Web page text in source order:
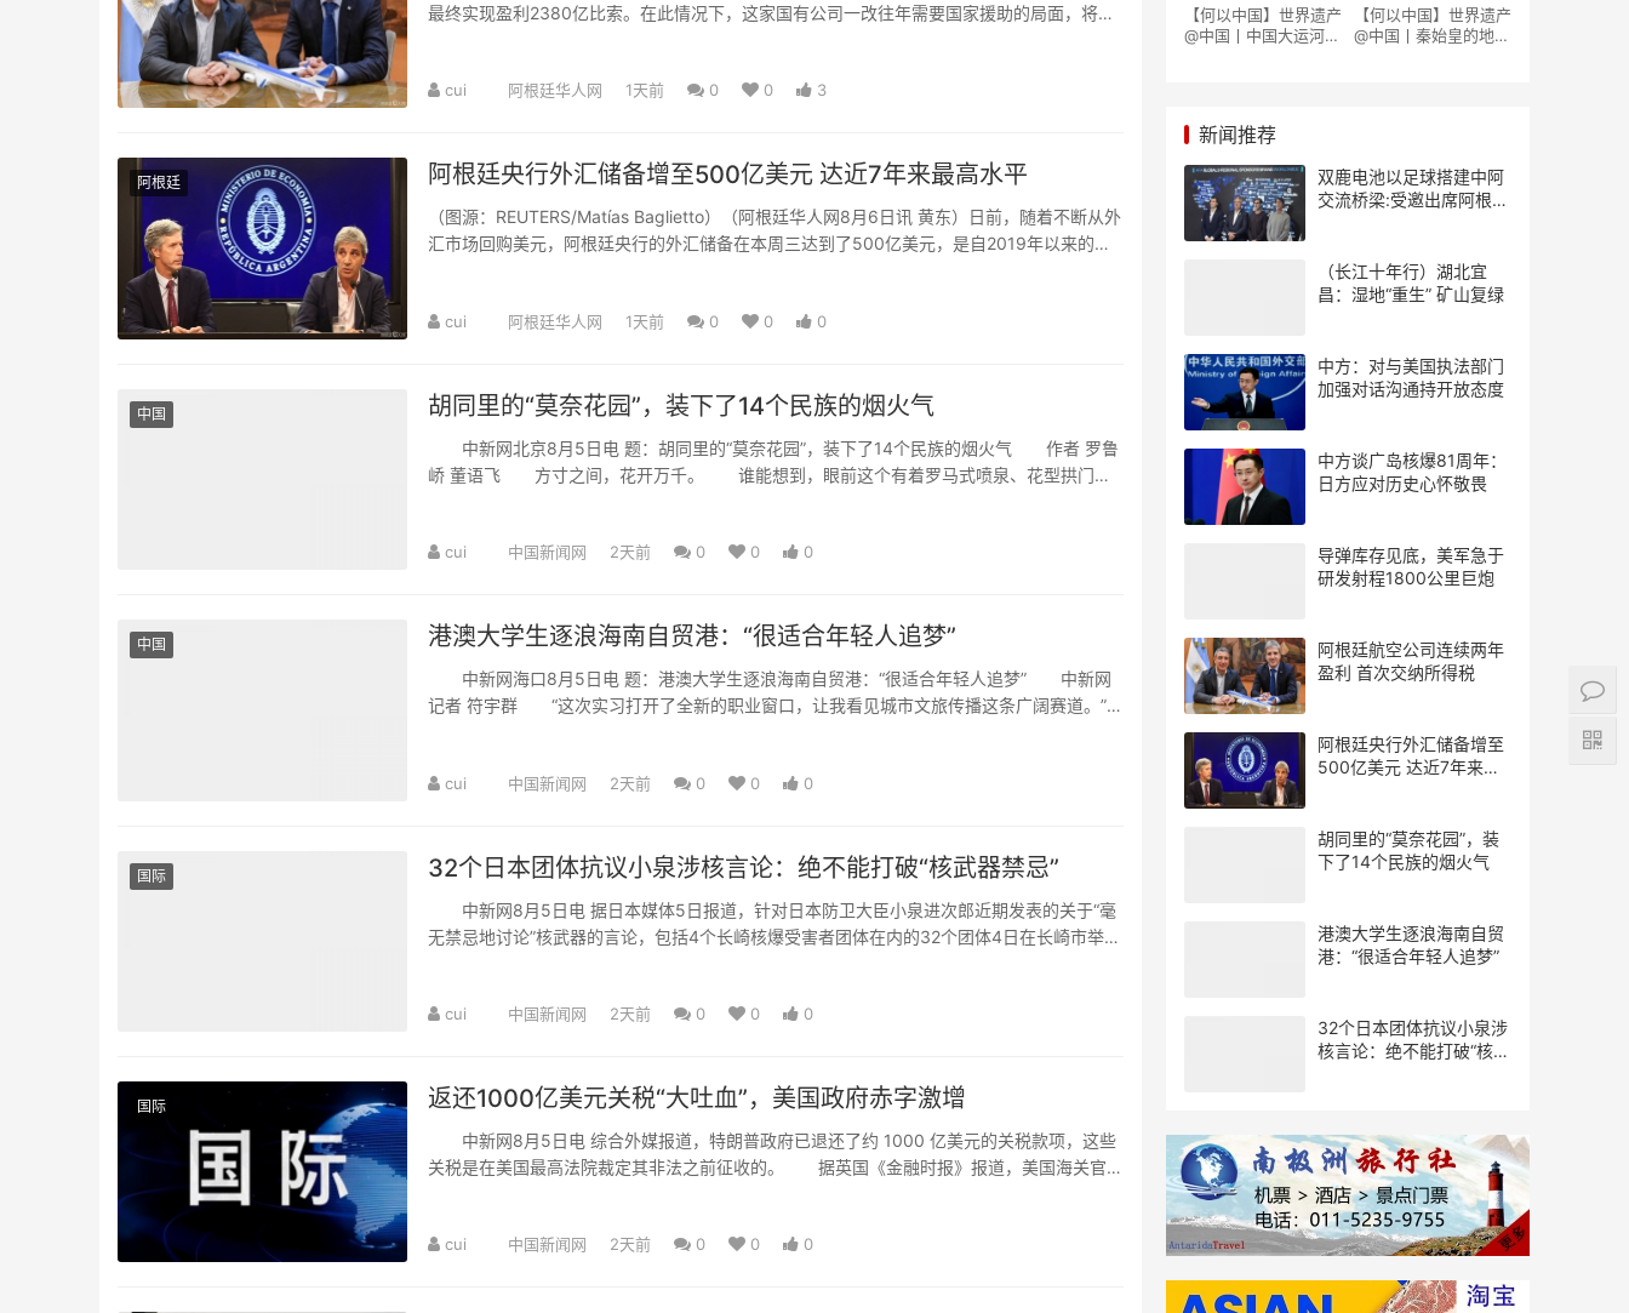
最终实现盈利2380亿比索。在此情况下，这家国有公司一改往年需要国家援助的局面，将向
cui 阿根廷华人网 1天前 0 0 3
阿根廷 阿根廷央行外汇储备增至500亿美元 达近7年来最高水平
（图源：REUTERS/Matías Baglietto）（阿根廷华人网8月6日讯 黄东）日前，随着不断从外
汇市场回购美元，阿根廷央行的外汇储备在本周三达到了500亿美元，是自2019年以来的最
cui 阿根廷华人网 1天前 0 0 0
中国 胡同里的“莫奈花园”，装下了14个民族的烟火气
中新网北京8月5日电 题：胡同里的“莫奈花园”，装下了14个民族的烟火气 作者 罗鲁
峤 董语飞 方寸之间，花开万千。 谁能想到，眼前这个有着罗马式喷泉、花型拱门的
cui 中国新闻网 2天前 0 0 0
中国 港澳大学生逐浪海南自贸港：“很适合年轻人追梦”
中新网海口8月5日电 题：港澳大学生逐浪海南自贸港：“很适合年轻人追梦” 中新网
记者 符宇群 “这次实习打开了全新的职业窗口，让我看见城市文旅传播这条广阔赛道。”此
cui 中国新闻网 2天前 0 0 0
国际 32个日本团体抗议小泉涉核言论：绝不能打破“核武器禁忌”
中新网8月5日电 据日本媒体5日报道，针对日本防卫大臣小泉进次郎近期发表的关于“毫
无禁忌地讨论”核武器的言论，包括4个长崎核爆受害者团体在内的32个团体4日在长崎市举行
cui 中国新闻网 2天前 0 0 0
国际 返还1000亿美元关税“大吐血”，美国政府赤字激增
中新网8月5日电 综合外媒报道，特朗普政府已退还了约 1000 亿美元的关税款项，这些
关税是在美国最高法院裁定其非法之前征收的。 据英国《金融时报》报道，美国海关官员
cui 中国新闻网 2天前 0 0 0
【何以中国】世界遗产
@中国丨中国大运河因
【何以中国】世界遗产
@中国丨秦始皇的地下
新闻推荐
双鹿电池以足球搭建中阿
交流桥梁:受邀出席阿根廷
（长江十年行）湖北宜
昌：湿地“重生” 矿山复绿
中方：对与美国执法部门
加强对话沟通持开放态度
中方谈广岛核爆81周年：
日方应对历史心怀敬畏
导弹库存见底，美军急于
研发射程1800公里巨炮
阿根廷航空公司连续两年
盈利 首次交纳所得税
阿根廷央行外汇储备增至
500亿美元 达近7年来最
胡同里的“莫奈花园”，装
下了14个民族的烟火气
港澳大学生逐浪海南自贸
港：“很适合年轻人追梦”
32个日本团体抗议小泉涉
核言论：绝不能打破“核武